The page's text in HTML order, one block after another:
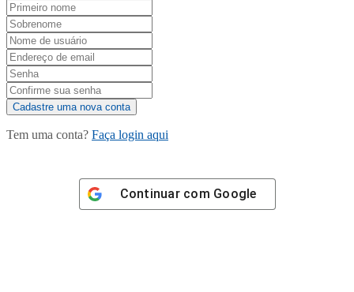
Tem uma conta? Faça login aqui
Continuar com Google